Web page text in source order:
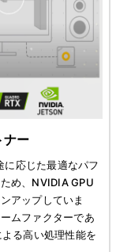
ナー
に応じた最適なパフ
め、NVIDIA GPU
アップしていま
ムファクターであ
る高い処理性能を